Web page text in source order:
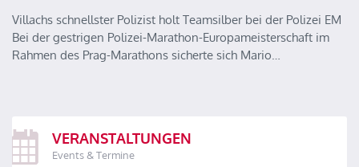
Villachs schnellster Polizist holt Teamsilber bei der Polizei EM
Bei der gestrigen Polizei-Marathon-Europameisterschaft im
Rahmen des Prag-Marathons sicherte sich Mario…
VERANSTALTUNGEN
Events & Termine